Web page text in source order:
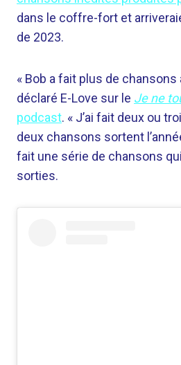
dans le coffre-fort et
de 2023.
« Bob a fait plus de chansons
déclaré E-Love sur le Je ne
podcast. « J’ai fait deux ou
deux chansons sortent
fait une série de chansons
sorties.